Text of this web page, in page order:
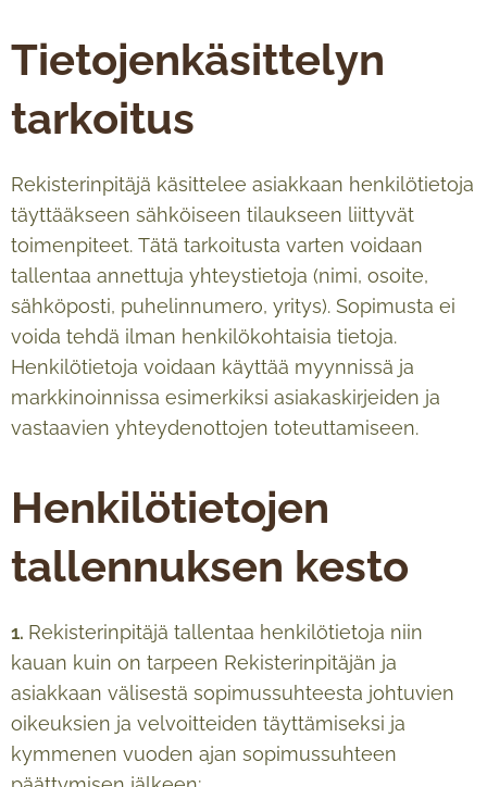
Tietojenkäsittelyn
tarkoitus
Rekisterinpitäjä käsittelee asiakkaan henkilötietoja
täyttääkseen sähköiseen tilaukseen liittyvät
toimenpiteet. Tätä tarkoitusta varten voidaan
tallentaa annettuja yhteystietoja (nimi, osoite,
sähköposti, puhelinnumero, yritys). Sopimusta ei
voida tehdä ilman henkilökohtaisia tietoja.
Henkilötietoja voidaan käyttää myynnissä ja
markkinoinnissa esimerkiksi asiakaskirjeiden ja
vastaavien yhteydenottojen toteuttamiseen.
Henkilötietojen
tallennuksen kesto
1. Rekisterinpitäjä tallentaa henkilötietoja niin
kauan kuin on tarpeen Rekisterinpitäjän ja
asiakkaan välisestä sopimussuhteesta johtuvien
oikeuksien ja velvoitteiden täyttämiseksi ja
kymmenen vuoden ajan sopimussuhteen